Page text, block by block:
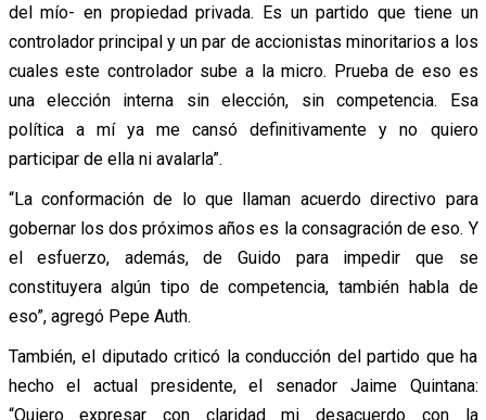
del mío- en propiedad privada. Es un partido que tiene un
controlador principal y un par de accionistas minoritarios a los
cuales este controlador sube a la micro. Prueba de eso es
una elección interna sin elección, sin competencia. Esa
política a mí ya me cansó definitivamente y no quiero
participar de ella ni avalarla”.
“La conformación de lo que llaman acuerdo directivo para
gobernar los dos próximos años es la consagración de eso. Y
el esfuerzo, además, de Guido para impedir que se
constituyera algún tipo de competencia, también habla de
eso”, agregó Pepe Auth.
También, el diputado criticó la conducción del partido que ha
hecho el actual presidente, el senador Jaime Quintana:
“Quiero expresar con claridad mi desacuerdo con la